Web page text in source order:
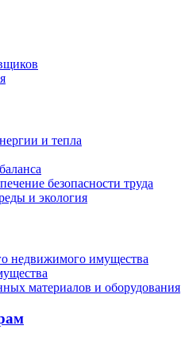
и тепла
безопасности труда
и экология
недвижимого имущества
материалов и оборудования